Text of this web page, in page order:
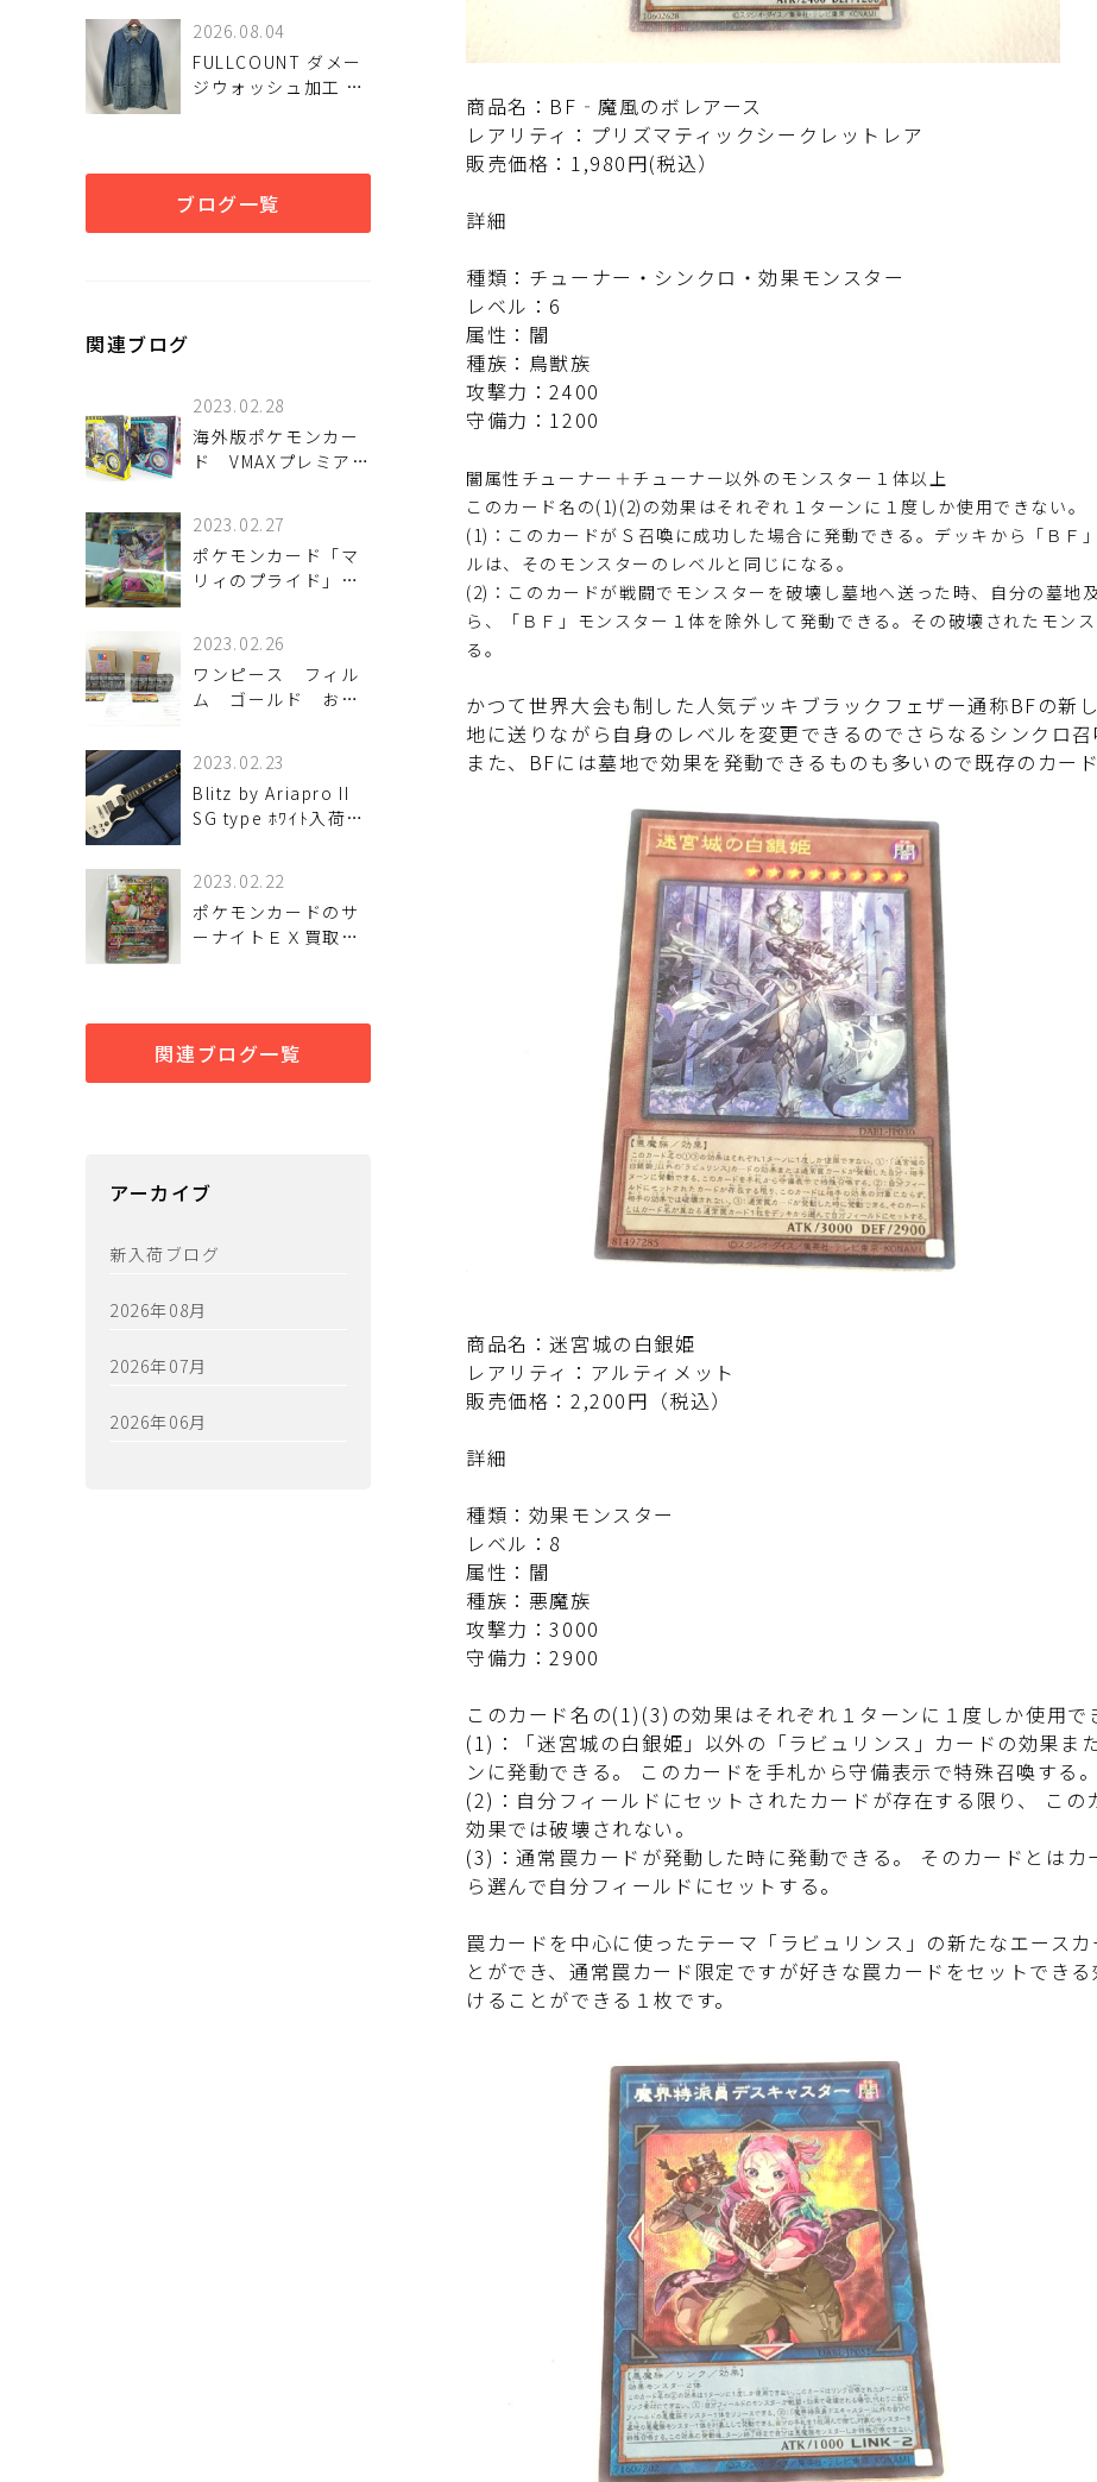
2026.08.04
FULLCOUNT ダメー
ジウォッシュ加工 デ
ブログ一覧
関連ブログ
2023.02.28
海外版ポケモンカー
ド VMAXプレミアム
2023.02.27
ポケモンカード「マ
リィのプライド」買
2023.02.26
ワンピース フィル
ム ゴールド お宝
タブル入荷しまし
た！！
2023.02.23
Blitz by Ariapro II
SG type ﾎﾜｲﾄ入荷し
2023.02.22
ポケモンカードのサ
ーナイトＥＸ買取い
関連ブログ一覧
アーカイブ
新入荷ブログ
2026年08月
2026年07月
2026年06月
商品名：BF‐魔風のボレアース
レアリティ：プリズマティックシークレットレア
販売価格：1,980円(税込）
詳細
種類：チューナー・シンクロ・効果モンスター
レベル：6
属性：闇
種族：鳥獣族
攻撃力：2400
守備力：1200
闇属性チューナー＋チューナー以外のモンスター１体以上
このカード名の(1)(2)の効果はそれぞれ１ターンに１度しか使用できない。
(1)：このカードがＳ召喚に成功した場合に発動できる。デッキから「ＢＦ
ルは、そのモンスターのレベルと同じになる。
(2)：このカードが戦闘でモンスターを破壊し墓地へ送った時、自分の墓地
ら、「ＢＦ」モンスター１体を除外して発動できる。その破壊されたモン
る。
かつて世界大会も制した人気デッキブラックフェザー通称BFの新
地に送りながら自身のレベルを変更できるのでさらなるシンクロ召
また、BFには墓地で効果を発動できるものも多いので既存のカー
商品名：迷宮城の白銀姫
レアリティ：アルティメット
販売価格：2,200円（税込）
詳細
種類：効果モンスター
レベル：8
属性：闇
種族：悪魔族
攻撃力：3000
守備力：2900
このカード名の(1)(3)の効果はそれぞれ１ターンに１度しか使用で
(1)：「迷宮城の白銀姫」以外の「ラビュリンス」カードの効果ま
ンに発動できる。 このカードを手札から守備表示で特殊召喚する。
(2)：自分フィールドにセットされたカードが存在する限り、 こ
効果では破壊されない。
(3)：通常罠カードが発動した時に発動できる。 そのカードとは
ら選んで自分フィールドにセットする。
罠カードを中心に使ったテーマ「ラビュリンス」の新たなエース
とができ、通常罠カード限定ですが好きな罠カードをセットでき
けることができる１枚です。